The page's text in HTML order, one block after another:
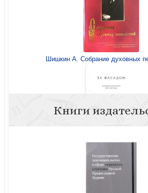
Шишкин А. Собрание духовных
Петербурге и его жителях
Книги